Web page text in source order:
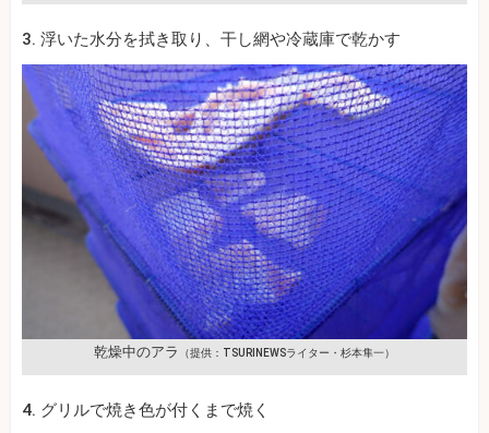
3. 浮いた水分を拭き取り、干し網や冷蔵庫で乾かす
乾燥中のアラ （提供：TSURINEWSライター・杉本隼一）
4. グリルで焼き色が付くまで焼く